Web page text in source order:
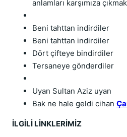
anlamları karşımıza
Beni tahttan indirdiler
Beni tahttan indirdiler
Dört çifteye bindirdiler
Tersaneye gönderdiler
Uyan Sultan Aziz uyan
Bak ne hale geldi cihan
İLGİLİ LİNKLERİMİZ